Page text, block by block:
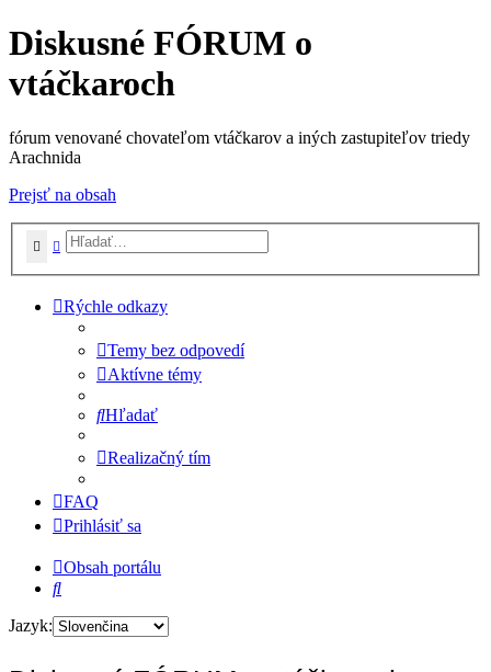
Diskusné FÓRUM o
vtáčkaroch
fórum venované chovateľom vtáčkarov a iných zastupiteľov triedy
Arachnida
Prejsť na obsah
HľadaťRozšírené vyhľadávanie
Rýchle odkazy
Temy bez odpovedí
Aktívne témy
Hľadať
Realizačný tím
FAQ
Prihlásiť sa
Obsah portálu
Hľadať
Jazyk: